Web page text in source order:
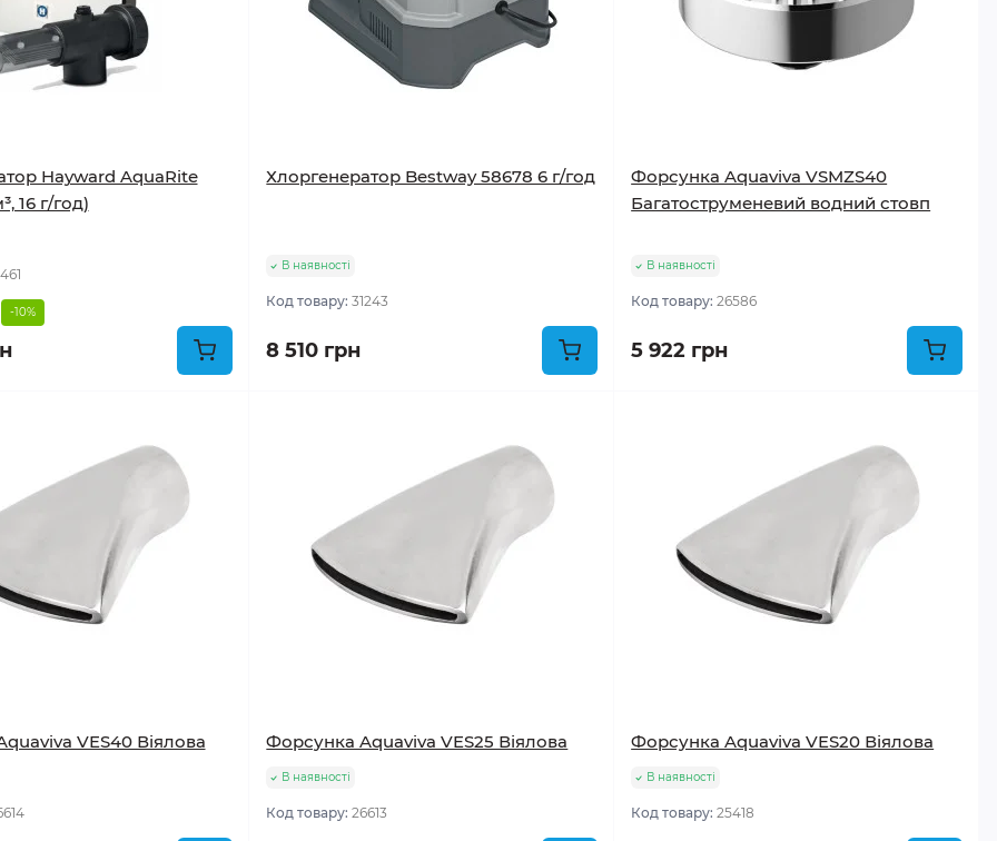
Hayward AquaRite
16 г/год)
-10%
Хлоргенератор Bestway 58678 6 г/год
В наявності
Код товару:31243
8 510 грн
Форсунка Aquaviva VSMZS40
Багатоструменевий водний стовп
В наявності
Код товару:26586
5 922 грн
VES40 Віялова Форсунка Aquaviva VES25 Віялова
В наявності
Код товару:26613
Форсунка Aquaviva VES20 Віялова
В наявності
Код товару:25418